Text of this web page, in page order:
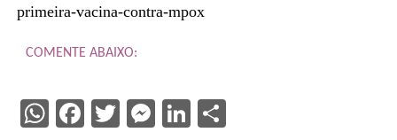
primeira-vacina-contra-mpox
COMENTE ABAIXO:
WhatsApp
Facebook
Twitter
Messenger
LinkedIn
Share